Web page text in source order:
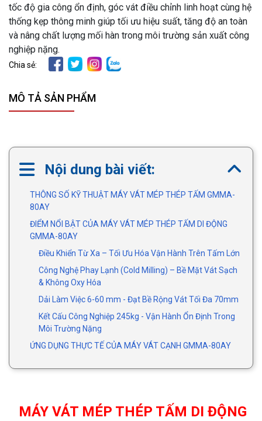
tốc độ gia công ổn định, góc vát điều chỉnh linh hoạt cùng hệ
thống kẹp thông minh giúp tối ưu hiệu suất, tăng độ an toàn
và nâng chất lượng mối hàn trong môi trường sản xuất công
nghiệp nặng.
Chia sẻ:
MÔ TẢ SẢN PHẨM
Nội dung bài viết:
THÔNG SỐ KỸ THUẬT MÁY VÁT MÉP THÉP TẤM GMMA-
80AY
ĐIỂM NỔI BẬT CỦA MÁY VÁT MÉP THÉP TẤM DI ĐỘNG
GMMA-80AY
Điều Khiển Từ Xa – Tối Ưu Hóa Vận Hành Trên Tấm Lớn
Công Nghệ Phay Lạnh (Cold Milling) – Bề Mặt Vát Sạch
& Không Oxy Hóa
Dải Làm Việc 6-60 mm - Đạt Bề Rộng Vát Tối Đa 70mm
Kết Cấu Công Nghiệp 245kg - Vận Hành Ổn Định Trong
Môi Trường Nặng
ỨNG DỤNG THỰC TẾ CỦA MÁY VÁT CẠNH GMMA-80AY
MÁY VÁT MÉP THÉP TẤM DI ĐỘNG